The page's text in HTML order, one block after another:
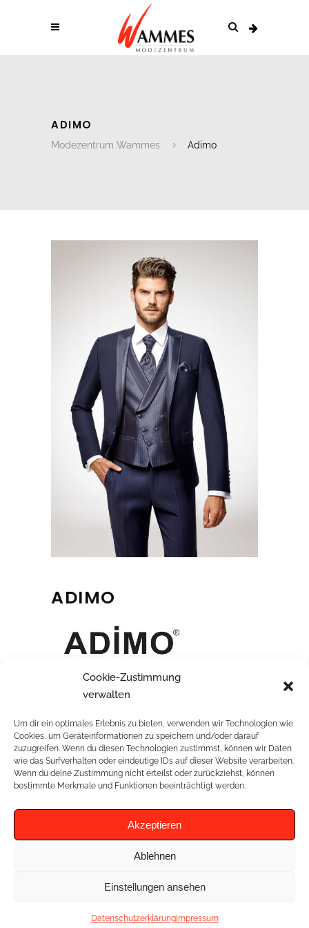
Cookie-Zustimmung
verwalten
Um dir ein optimales Erlebnis zu bieten, verwenden wir Technologien wie
Cookies, um Geräteinformationen zu speichern und/oder darauf
zuzugreifen. Wenn du diesen Technologien zustimmst, können wir Daten
wie das Surfverhalten oder eindeutige IDs auf dieser Website verarbeiten.
Wenn du deine Zustimmung nicht erteilst oder zurückziehst, können
bestimmte Merkmale und Funktionen beeinträchtigt werden.
Akzeptieren
Ablehnen
Einstellungen ansehen
DatenschutzerklärungImpressum
ADIMO
Modezentrum Wammes Adimo
ADIMO
Hochzeitsanzug blau mit asymmetrischer
RELATED PROJECTS